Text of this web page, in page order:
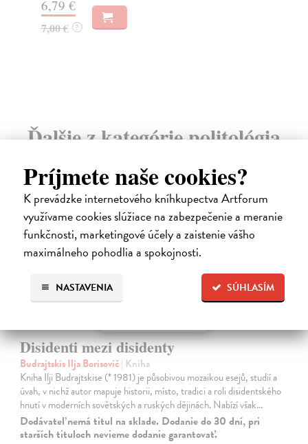
Príjmete naše cookies?
K prevádzke internetového kníhkupectva Artforum
využívame cookies slúžiace na zabezpečenie a meranie
funkčnosti, marketingové účely a zaistenie vášho
maximálneho pohodlia a spokojnosti.
SÚHLASÍM
NASTAVENIA
6,79 €
7,00 € ?
Ďalšie z kategórie politológia
novinka
Disidenti mezi disidenty
Budrajtskis Ilja Borisovič| Kniha
Kniha Ilji Budrajtskise (* 1981) je působivou mozaikou esejů, studií a
úvah, v nichž autor mapuje historii, místo, tradici a roli disidentského
hnutí v moderních sovětských a ruských dějinách. Nabízí však…
Dodávateľ nemá titul na sklade. Dodanie do 30 dní, pri
starších tituloch nevieme dodanie garantovať.